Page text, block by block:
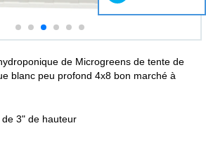
de Microgreens de tente de
blanc peu profond 4x8 bon marché à
3" de hauteur